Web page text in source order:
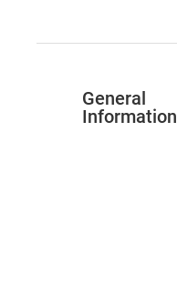
General
Information